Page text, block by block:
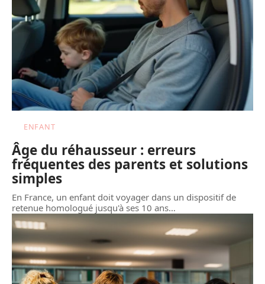
ENFANT
Âge du réhausseur : erreurs
fréquentes des parents et solutions
simples
En France, un enfant doit voyager dans un dispositif de
retenue homologué jusqu'à ses 10 ans…